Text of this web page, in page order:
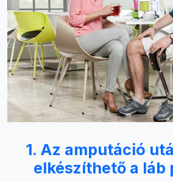
1. Az amputáció
elkészíthető a láb